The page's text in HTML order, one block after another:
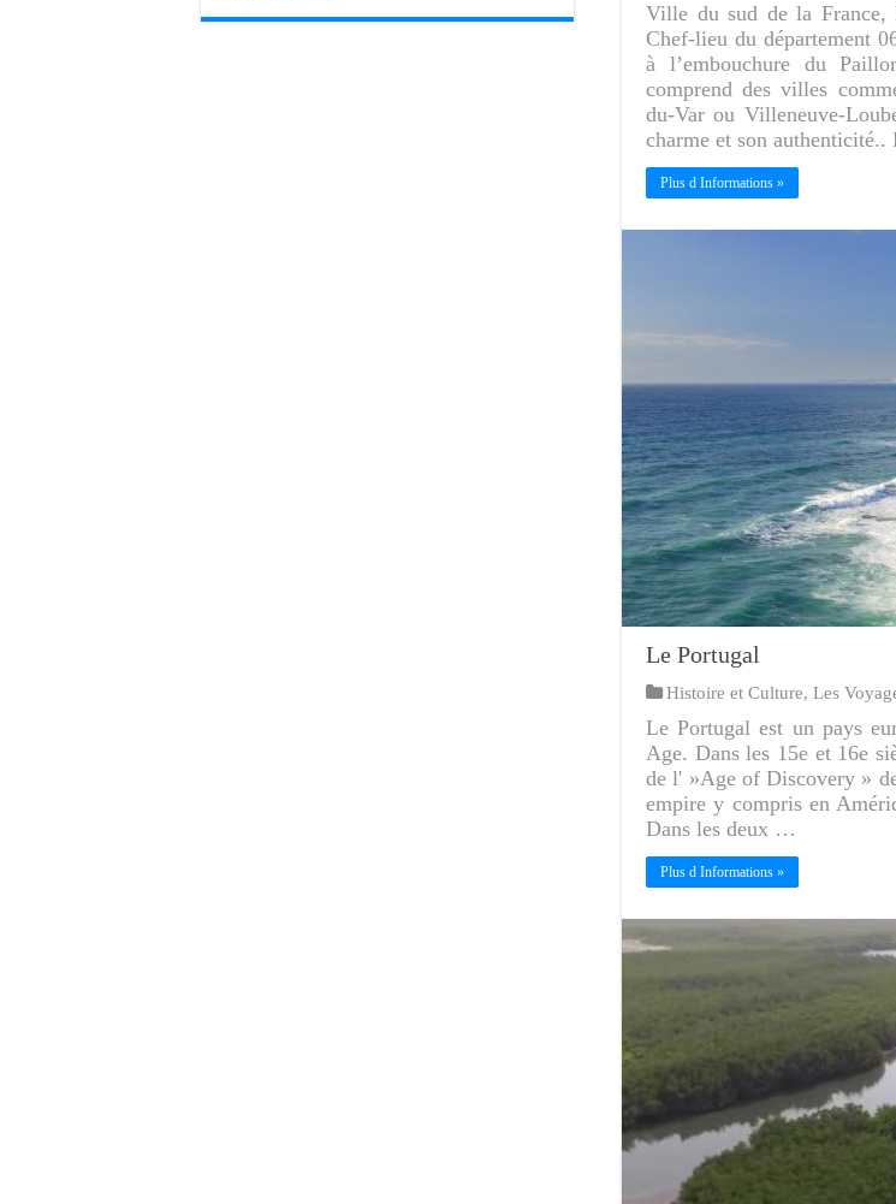
Ville du sud de la France,
Chef-lieu du département
à l’embouchure du
comprend des villes
du-Var ou Villeneuve-
charme et son
Plus d Informations »
Le Portugal
Histoire et Culture, Les
Le Portugal est un pays
Age. Dans les 15e et 16e
de l' »Age of Discovery »
empire y compris en
Dans les deux …
Plus d Informations »